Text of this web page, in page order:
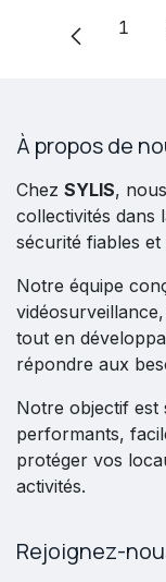
1
À propos de
Chez SYLIS,
collectivités dans
sécurité fiables et
Notre équipe
vidéosurveillance,
tout en
répondre aux
Notre objectif est
performants,
protéger vos
activités.
Rejoignez-